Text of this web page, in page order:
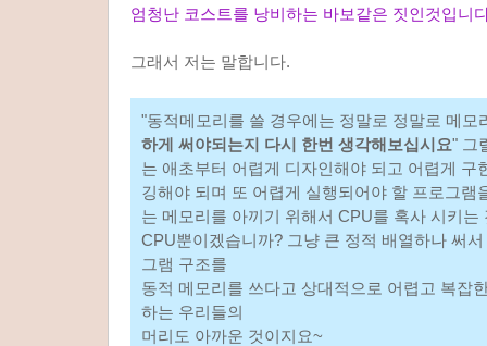
엄청난 코스트를 낭비하는 바보같은 짓인것입니
그래서 저는 말합니다.
"동적메모리를 쓸 경우에는 정말로 정말로 메
하게 써야되는지 다시 한번 생각해보십시요" 그
는 애초부터 어렵게 디자인해야 되고 어렵게 구
깅해야 되며 또 어렵게 실행되어야 할 프로그
는 메모리를 아끼기 위해서 CPU를 혹사 시키는
CPU뿐이겠습니까? 그냥 큰 정적 배열하나 써
그램 구조를
동적 메모리를 쓰다고 상대적으로 어렵고 복잡
하는 우리들의
머리도 아까운 것이지요~